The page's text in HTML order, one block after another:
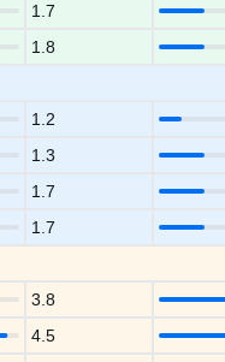
1.7
1.8
1.2
1.3
1.7
1.7
3.8
4.5